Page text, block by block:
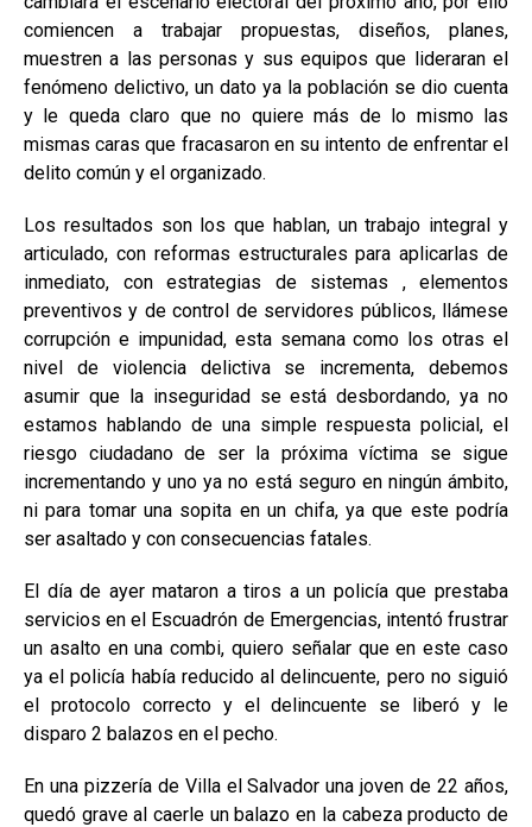
comiencen a trabajar propuestas, diseños, planes,
muestren a las personas y sus equipos que lideraran el
fenómeno delictivo, un dato ya la población se dio cuenta
y le queda claro que no quiere más de lo mismo las
mismas caras que fracasaron en su intento de enfrentar el
delito común y el organizado.
Los resultados son los que hablan, un trabajo integral y
articulado, con reformas estructurales para aplicarlas de
inmediato, con estrategias de sistemas , elementos
preventivos y de control de servidores públicos, llámese
corrupción e impunidad, esta semana como los otras el
nivel de violencia delictiva se incrementa, debemos
asumir que la inseguridad se está desbordando, ya no
estamos hablando de una simple respuesta policial, el
riesgo ciudadano de ser la próxima víctima se sigue
incrementando y uno ya no está seguro en ningún ámbito,
ni para tomar una sopita en un chifa, ya que este podría
ser asaltado y con consecuencias fatales.
El día de ayer mataron a tiros a un policía que prestaba
servicios en el Escuadrón de Emergencias, intentó frustrar
un asalto en una combi, quiero señalar que en este caso
ya el policía había reducido al delincuente, pero no siguió
el protocolo correcto y el delincuente se liberó y le
disparo 2 balazos en el pecho.
En una pizzería de Villa el Salvador una joven de 22 años,
quedó grave al caerle un balazo en la cabeza producto de